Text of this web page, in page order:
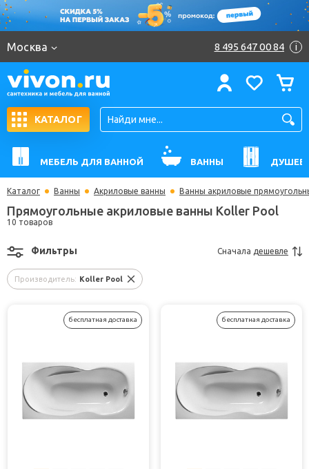
Москва 8 495 647 00 84 i
КАТАЛОГ
МЕБЕЛЬ ДЛЯ ВАННОЙ ВАННЫ
Каталог Ванны Акриловые ванны Ванны акриловые
Прямоугольные акриловые ванны Koller Pool
10 товаров
Производитель: Koller Pool
Фильтры Сначала дешевле
бесплатная доставка бесплатная доставка